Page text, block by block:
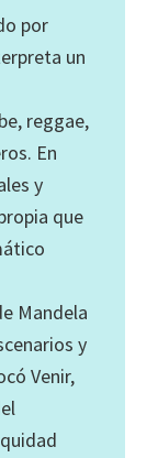
por
un
reggae,
En
y
que
Mandela
y
Venir,